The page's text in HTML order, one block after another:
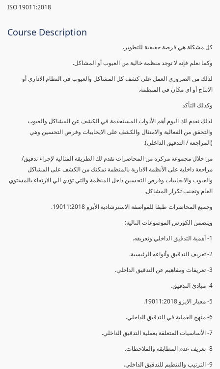
ISO 19011:2018
Course Description
كل مشكلة هي فرصة حقيقية للتطوير.
وكما نعلم فإنه لا توجد منظمة خالية من العيوب أو المشاكل.
لذلك من الضروري العمل على كشف كل المشاكل والعيوب في النظام الاداري أو
الانتاج أو اي مكان في المنظمة.
وكذلك التأكد
لذلك نقدم لك اليوم أهم الأدوات المستخدمة في الكشف عن المشاكل والعيوب
والتحقق من الفعالية والامتثال والكشف على الايجابيات وفرص التحسين وهي
(المراجعة / التدقيق الداخلي).
من خلال مجموعة مركزة من المحاضرات نقدم لك الطريقة المثالية لإجراء تدقيق/
مراجعة داخلية على الأنظمة الادارية بالمنظمة تمكنك من الكشف على المشاكل
والعيوب والايجابيات وفرص التحسين داخل المنظمة والتي تؤدي الي الارتقاء بالمستوي
العام وتجنب تكرار المشاكل.
وجميع المحاضرات طبقا للمواصفة الاسترشادية الأيزو 19011:2018.
ويتضمن الكورس الموضوعات التالية:
1- أهمية التدقيق الداخلي وتعريفه.
2- تعريف التدقيق وأنواعه الرئيسية.
3- تعريفات ومفاهيم عن التدقيق الداخلي.
4- مبادئ التدقيق.
5- معيار الايزو 19011:2018.
6- منهج العملية في التدقيق الداخلي.
7- الأساسيات المتعلقة بعملية التدقيق الداخلي.
8- تعريف عدم المطابقة والملاحظات.
9- الترتيب والتنظيم للتدقيق الداخلي.